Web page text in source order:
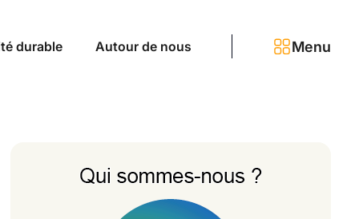
durable Autour de nous Menu